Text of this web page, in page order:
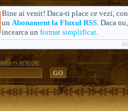
Formerly AlsoSprachZamolxis.com
n articole
Bine ai venit! Daca-ti place ce vezi,
un Abonament la Fluxul RSS. Daca nu,
incearca un format simplificat.